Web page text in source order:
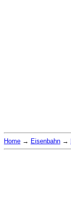
Home → Eisenbahn →